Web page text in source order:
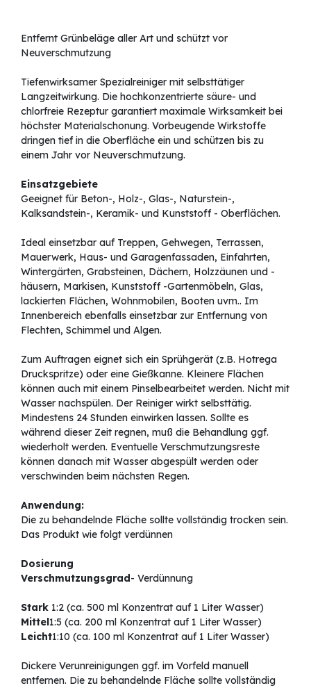
Entfernt Grünbeläge aller Art und schützt vor
Neuverschmutzung
Tiefenwirksamer Spezialreiniger mit selbsttätiger
Langzeitwirkung. Die hochkonzentrierte säure- und
chlorfreie Rezeptur garantiert maximale Wirksamkeit bei
höchster Materialschonung. Vorbeugende Wirkstoffe
dringen tief in die Oberfläche ein und schützen bis zu
einem Jahr vor Neuverschmutzung.
Einsatzgebiete
Geeignet für Beton-, Holz-, Glas-, Naturstein-,
Kalksandstein-, Keramik- und Kunststoff - Oberflächen.
Ideal einsetzbar auf Treppen, Gehwegen, Terrassen,
Mauerwerk, Haus- und Garagenfassaden, Einfahrten,
Wintergärten, Grabsteinen, Dächern, Holzzäunen und -
häusern, Markisen, Kunststoff -Gartenmöbeln, Glas,
lackierten Flächen, Wohnmobilen, Booten uvm.. Im
Innenbereich ebenfalls einsetzbar zur Entfernung von
Flechten, Schimmel und Algen.
Zum Auftragen eignet sich ein Sprühgerät (z.B. Hotrega
Druckspritze) oder eine Gießkanne. Kleinere Flächen
können auch mit einem Pinselbearbeitet werden. Nicht mit
Wasser nachspülen. Der Reiniger wirkt selbsttätig.
Mindestens 24 Stunden einwirken lassen. Sollte es
während dieser Zeit regnen, muß die Behandlung ggf.
wiederholt werden. Eventuelle Verschmutzungsreste
können danach mit Wasser abgespült werden oder
verschwinden beim nächsten Regen.
Anwendung:
Die zu behandelnde Fläche sollte vollständig trocken sein.
Das Produkt wie folgt verdünnen
Dosierung
Verschmutzungsgrad - Verdünnung
Stark 1:2 (ca. 500 ml Konzentrat auf 1 Liter Wasser)
Mittel 1:5 (ca. 200 ml Konzentrat auf 1 Liter Wasser)
Leicht1:10 (ca. 100 ml Konzentrat auf 1 Liter Wasser)
Dickere Verunreinigungen ggf. im Vorfeld manuell
entfernen. Die zu behandelnde Fläche sollte vollständig